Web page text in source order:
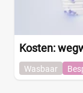
Kosten:
Wasbaar